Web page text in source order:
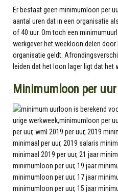
Er bestaat geen minimumloon per
aantal uren dat in een organisatie
of 40 uur. Om toch een
werkgever het weekloon delen door
organisatie geldt.
leiden dat het loon lager ligt dat het
Minimumloon per